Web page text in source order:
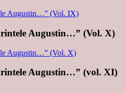
Augustin…” (Vol. X)
Augustin…” (vol. XI)